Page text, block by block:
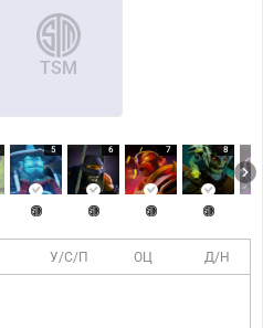
TSM
5 6 7 8
У/С/П ОЦ Д/Н